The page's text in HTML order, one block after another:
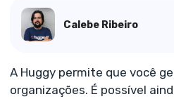
Calebe Ribeiro
A Huggy permite que você
organizações. É possível